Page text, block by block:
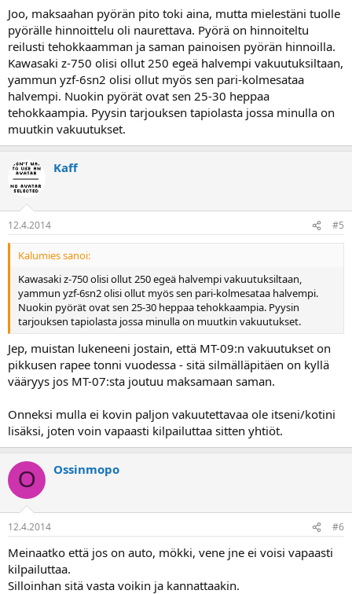
Joo, maksaahan pyörän pito toki aina, mutta mielestäni tuolle
pyörälle hinnoittelu oli naurettava. Pyörä on hinnoiteltu
reilusti tehokkaamman ja saman painoisen pyörän hinnoilla.
Kawasaki z-750 olisi ollut 250 egeä halvempi vakuutuksiltaan,
yammun yzf-6sn2 olisi ollut myös sen pari-kolmesataa
halvempi. Nuokin pyörät ovat sen 25-30 heppaa
tehokkaampia. Pyysin tarjouksen tapiolasta jossa minulla on
muutkin vakuutukset.
Kaff
12.4.2014 #5
Kalumies sanoi:
Kawasaki z-750 olisi ollut 250 egeä halvempi vakuutuksiltaan,
yammun yzf-6sn2 olisi ollut myös sen pari-kolmesataa halvempi.
Nuokin pyörät ovat sen 25-30 heppaa tehokkaampia. Pyysin
tarjouksen tapiolasta jossa minulla on muutkin vakuutukset.
Jep, muistan lukeneeni jostain, että MT-09:n vakuutukset on
pikkusen rapee tonni vuodessa - sitä silmälläpitäen on kyllä
vääryys jos MT-07:sta joutuu maksamaan saman.
Onneksi mulla ei kovin paljon vakuutettavaa ole itseni/kotini
lisäksi, joten voin vapaasti kilpailuttaa sitten yhtiöt.
O Ossinmopo
12.4.2014 #6
Meinaatko että jos on auto, mökki, vene jne ei voisi vapaasti
kilpailuttaa.
Silloinhan sitä vasta voikin ja kannattaakin.